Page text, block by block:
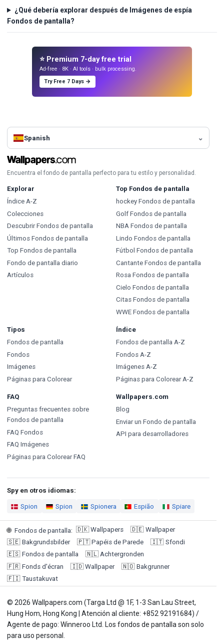
¿Qué debería explorar después de Imágenes de espía
Fondos de pantalla?
⭐ Premium 7-day free trial
Ad-free · 8K · AI tools · bulk processing.
Try Free 7 Days →
Spanish
Encuentra el fondo de pantalla perfecto para tu estilo y personalidad.
Explorar
Índice A-Z
Colecciones
Descubrir Fondos de pantalla
Últimos Fondos de pantalla
Top Fondos de pantalla
Fondo de pantalla diario
Artículos
Top Fondos de pantalla
hockey Fondos de pantalla
Golf Fondos de pantalla
NBA Fondos de pantalla
Lindo Fondos de pantalla
Fútbol Fondos de pantalla
Cantante Fondos de pantalla
Rosa Fondos de pantalla
Cielo Fondos de pantalla
Citas Fondos de pantalla
WWE Fondos de pantalla
Tipos
Fondos de pantalla
Fondos
Imágenes
Páginas para Colorear
Índice
Fondos de pantalla A-Z
Fondos A-Z
Imágenes A-Z
Páginas para Colorear A-Z
FAQ
Preguntas frecuentes sobre
Fondos de pantalla
FAQ Fondos
FAQ Imágenes
Páginas para Colorear FAQ
Wallpapers.com
Blog
Enviar un Fondo de pantalla
API para desarrolladores
Spy en otros idiomas:
Spion Spion Spionera Espião Spiare
🌐 Fondos de pantalla: 🇩🇰 Wallpapers 🇩🇪 Wallpaper
🇸🇪 Bakgrundsbilder 🇵🇹 Papéis de Parede 🇮🇹 Sfondi
🇪🇸 Fondos de pantalla 🇳🇱 Achtergronden
🇫🇷 Fonds d'écran 🇮🇩 Wallpaper 🇳🇴 Bakgrunner
🇫🇮 Taustakuvat
© 2026 Wallpapers.com (Targa Ltd @ 1F, 1-3 San Lau Street,
Hung Hom, Hong Kong | Atención al cliente: +852 92191684) /
Agente de pago: Winneroo Ltd. Los fondos de pantalla son solo
para uso personal.